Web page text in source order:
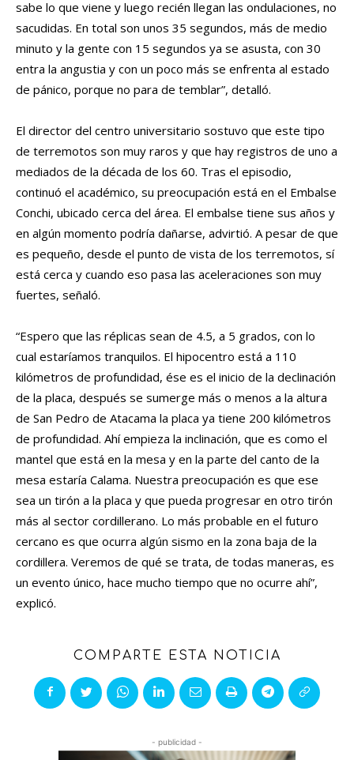
sabe lo que viene y luego recién llegan las ondulaciones, no
sacudidas. En total son unos 35 segundos, más de medio
minuto y la gente con 15 segundos ya se asusta, con 30
entra la angustia y con un poco más se enfrenta al estado
de pánico, porque no para de temblar”, detalló.
El director del centro universitario sostuvo que este tipo
de terremotos son muy raros y que hay registros de uno a
mediados de la década de los 60. Tras el episodio,
continuó el académico, su preocupación está en el Embalse
Conchi, ubicado cerca del área. El embalse tiene sus años y
en algún momento podría dañarse, advirtió. A pesar de que
es pequeño, desde el punto de vista de los terremotos, sí
está cerca y cuando eso pasa las aceleraciones son muy
fuertes, señaló.
“Espero que las réplicas sean de 4.5, a 5 grados, con lo
cual estaríamos tranquilos. El hipocentro está a 110
kilómetros de profundidad, ése es el inicio de la declinación
de la placa, después se sumerge más o menos a la altura
de San Pedro de Atacama la placa ya tiene 200 kilómetros
de profundidad. Ahí empieza la inclinación, que es como el
mantel que está en la mesa y en la parte del canto de la
mesa estaría Calama. Nuestra preocupación es que ese
sea un tirón a la placa y que pueda progresar en otro tirón
más al sector cordillerano. Lo más probable en el futuro
cercano es que ocurra algún sismo en la zona baja de la
cordillera. Veremos de qué se trata, de todas maneras, es
un evento único, hace mucho tiempo que no ocurre ahí”,
explicó.
COMPARTE ESTA NOTICIA
- publicidad -